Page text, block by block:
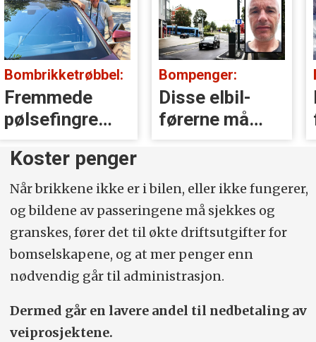
Bombrikketrøbbel:
Fremmede
pølsefingre
kansellerte
Jørgens
bombrikke
Bompenger:
Disse elbil-
førerne må
betale full
Koster penger
Når brikkene ikke er i bilen, eller ikke fungerer,
og bildene av passeringene må sjekkes og
granskes, fører det til økte driftsutgifter for
bomselskapene, og at mer penger enn
nødvendig går til administrasjon.
Dermed går en lavere andel til nedbetaling av
veiprosjektene.